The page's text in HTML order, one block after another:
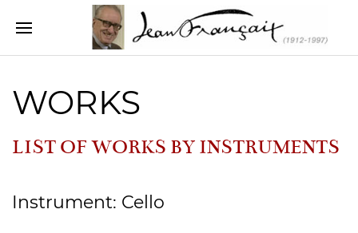
WORKS
LIST OF WORKS BY INSTRUMENTS
Instrument: Cello